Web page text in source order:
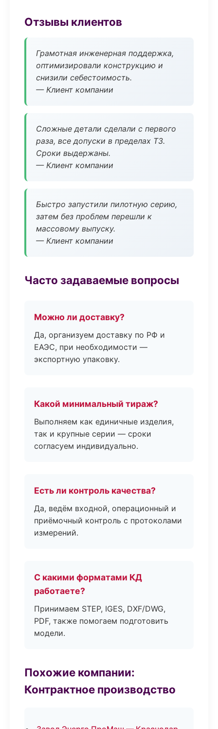
Отзывы клиентов
Грамотная инженерная поддержка,
оптимизировали конструкцию и
снизили себестоимость.
— Клиент компании
Сложные детали сделали с первого
раза, все допуски в пределах ТЗ.
Сроки выдержаны.
— Клиент компании
Быстро запустили пилотную серию,
затем без проблем перешли к
массовому выпуску.
— Клиент компании
Часто задаваемые вопросы
Можно ли доставку?
Да, организуем доставку по РФ и
ЕАЭС, при необходимости —
экспортную упаковку.
Какой минимальный тираж?
Выполняем как единичные изделия,
так и крупные серии — сроки
согласуем индивидуально.
Есть ли контроль качества?
Да, ведём входной, операционный и
приёмочный контроль с протоколами
измерений.
С какими форматами КД
работаете?
Принимаем STEP, IGES, DXF/DWG,
PDF, также помогаем подготовить
модели.
Похожие компании:
Контрактное производство